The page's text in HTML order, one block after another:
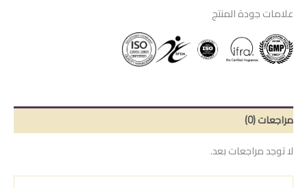
علامات جودة المنتج
مراجعات (0)
لا توجد مراجعات بعد.